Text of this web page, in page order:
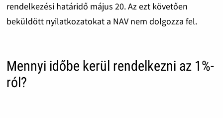
rendelkezési határidő május 20. Az ezt követően
beküldött nyilatkozatokat a NAV nem dolgozza fel.
Mennyi időbe kerül rendelkezni az 1%-
ról?